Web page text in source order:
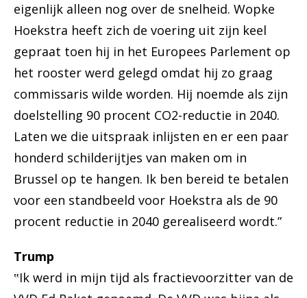
eigenlijk alleen nog over de snelheid. Wopke
Hoekstra heeft zich de voering uit zijn keel
gepraat toen hij in het Europees Parlement op
het rooster werd gelegd omdat hij zo graag
commissaris wilde worden. Hij noemde als zijn
doelstelling 90 procent CO2-reductie in 2040.
Laten we die uitspraak inlijsten en er een paar
honderd schilderijtjes van maken om in
Brussel op te hangen. Ik ben bereid te betalen
voor een standbeeld voor Hoekstra als de 90
procent reductie in 2040 gerealiseerd wordt.”
Trump
‟Ik werd in mijn tijd als fractievoorzitter van de